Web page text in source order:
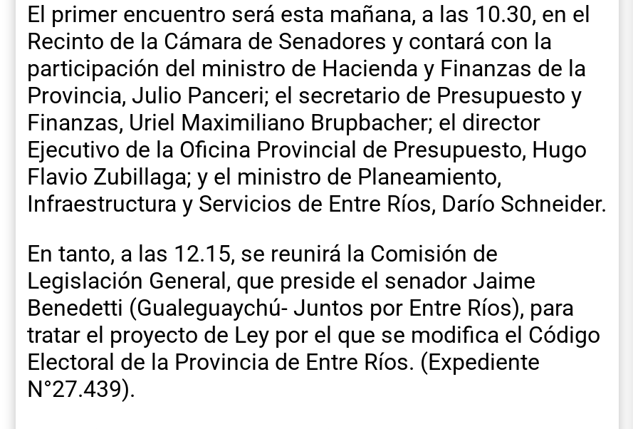
El primer encuentro será esta mañana, a las 10.30, en el
Recinto de la Cámara de Senadores y contará con la
participación del ministro de Hacienda y Finanzas de la
Provincia, Julio Panceri; el secretario de Presupuesto y
Finanzas, Uriel Maximiliano Brupbacher; el director
Ejecutivo de la Oficina Provincial de Presupuesto, Hugo
Flavio Zubillaga; y el ministro de Planeamiento,
Infraestructura y Servicios de Entre Ríos, Darío Schneider.
En tanto, a las 12.15, se reunirá la Comisión de
Legislación General, que preside el senador Jaime
Benedetti (Gualeguaychú- Juntos por Entre Ríos), para
tratar el proyecto de Ley por el que se modifica el Código
Electoral de la Provincia de Entre Ríos. (Expediente
N°27.439).